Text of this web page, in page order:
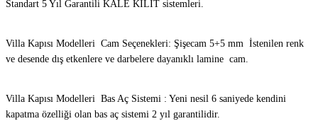
Standart 5 Yıl Garantili KALE KİLİT sistemleri.
Villa Kapısı Modelleri Cam Seçenekleri: Şişecam 5+5 mm İstenilen renk
ve desende dış etkenlere ve darbelere dayanıklı lamine cam.
Villa Kapısı Modelleri Bas Aç Sistemi : Yeni nesil 6 saniyede kendini
kapatma özelliği olan bas aç sistemi 2 yıl garantilidir.